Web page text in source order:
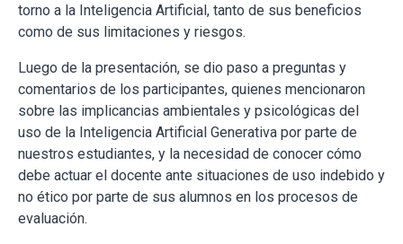
torno a la Inteligencia Artificial, tanto de sus beneficios
como de sus limitaciones y riesgos.
Luego de la presentación, se dio paso a preguntas y
comentarios de los participantes, quienes mencionaron
sobre las implicancias ambientales y psicológicas del
uso de la Inteligencia Artificial Generativa por parte de
nuestros estudiantes, y la necesidad de conocer cómo
debe actuar el docente ante situaciones de uso indebido y
no ético por parte de sus alumnos en los procesos de
evaluación.